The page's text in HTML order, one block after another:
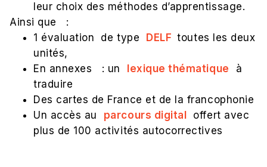
leur choix des méthodes d’apprentissage.
Ainsi que :
1 évaluation de type
DELFtoutes les deux
unités,
En annexes : un
lexique thématique à
traduire
Des cartes de France et de la francophonie
Un accès au parcours digital
offert avec
plus de 100 activités autocorrectives